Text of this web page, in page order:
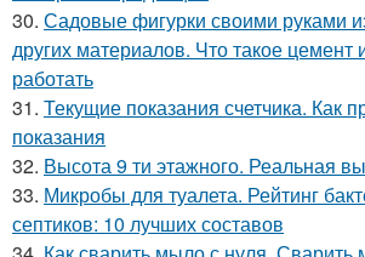
30. Садовые фигурки своими руками
других материалов. Что такое цемент
работать
31. Текущие показания счетчика. Как
показания
32. Высота 9 ти этажного. Реальная
33. Микробы для туалета. Рейтинг
септиков: 10 лучших составов